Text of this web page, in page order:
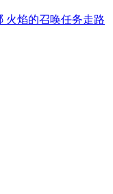
火焰的召唤任务走路